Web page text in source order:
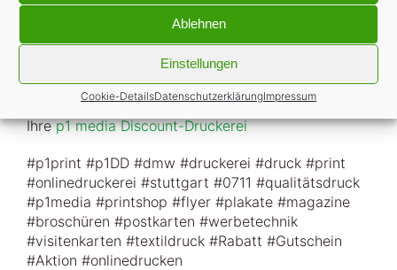
Ablehnen
Einstellungen
Cookie-DetailsDatenschutzerklärungImpressum
EINFACH. GÜNSTIG. DRUCKEN.
Ihrep1 media Discount-Druckerei
#p1print #p1DD #dmw #druckerei #druck #print
#onlinedruckerei #stuttgart #0711 #qualitätsdruck
#p1media #printshop #flyer #plakate #magazine
#broschüren #postkarten #werbetechnik
#visitenkarten #textildruck #Rabatt #Gutschein
#Aktion #onlinedrucken